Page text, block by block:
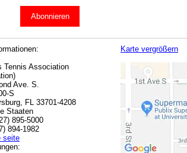
Abonnieren
Tennis Association
Ave. S.
S
FL 33701-4208
Staaten
895-5000
894-1982
seite
Karte vergrößern